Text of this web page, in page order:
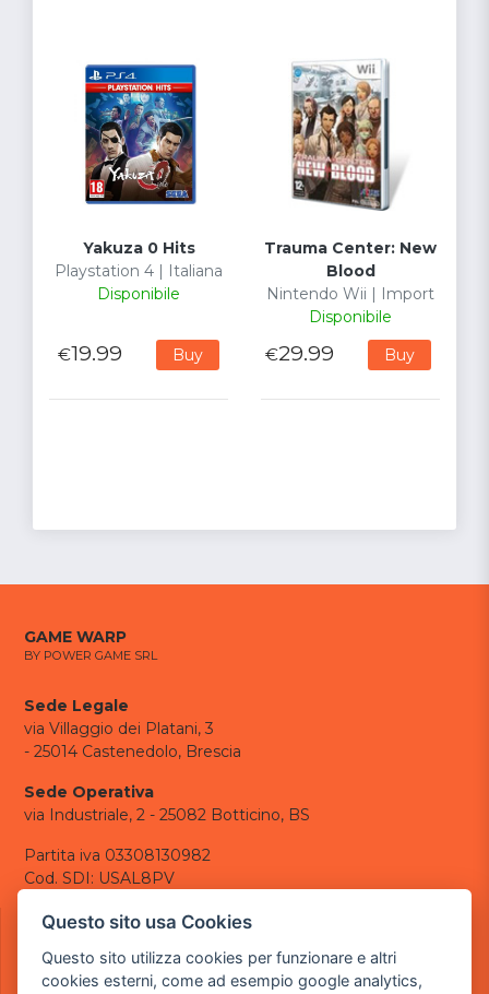
Yakuza 0 Hits
Playstation 4 | Italiana
Disponibile
€19.99 Buy
Trauma Center: New
Blood
Nintendo Wii | Import
Disponibile
€29.99 Buy
GAME WARP
BY POWER GAME SRL
Sede Legale
via Villaggio dei Platani, 3
- 25014 Castenedolo, Brescia
Sede Operativa
via Industriale, 2 - 25082 Botticino, BS
Partita iva 03308130982
Cod. SDI: USAL8PV
CONTATTI
tel.: +39 030 376 2377
Questo sito usa Cookies
Questo sito utilizza cookies per funzionare e altri
cookies esterni, come ad esempio google analytics,